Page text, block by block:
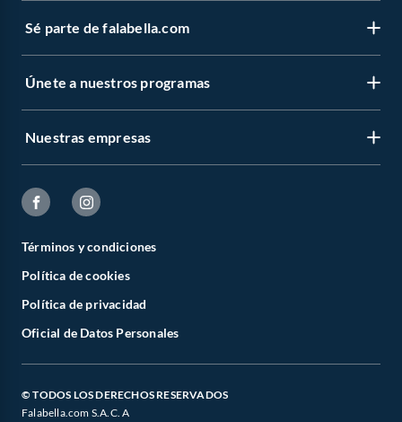
Sé parte de falabella.com
Únete a nuestros programas
Nuestras empresas
Términos y condiciones
Política de cookies
Política de privacidad
Oficial de Datos Personales
© TODOS LOS DERECHOS RESERVADOS
Falabella.com S.A.C. A